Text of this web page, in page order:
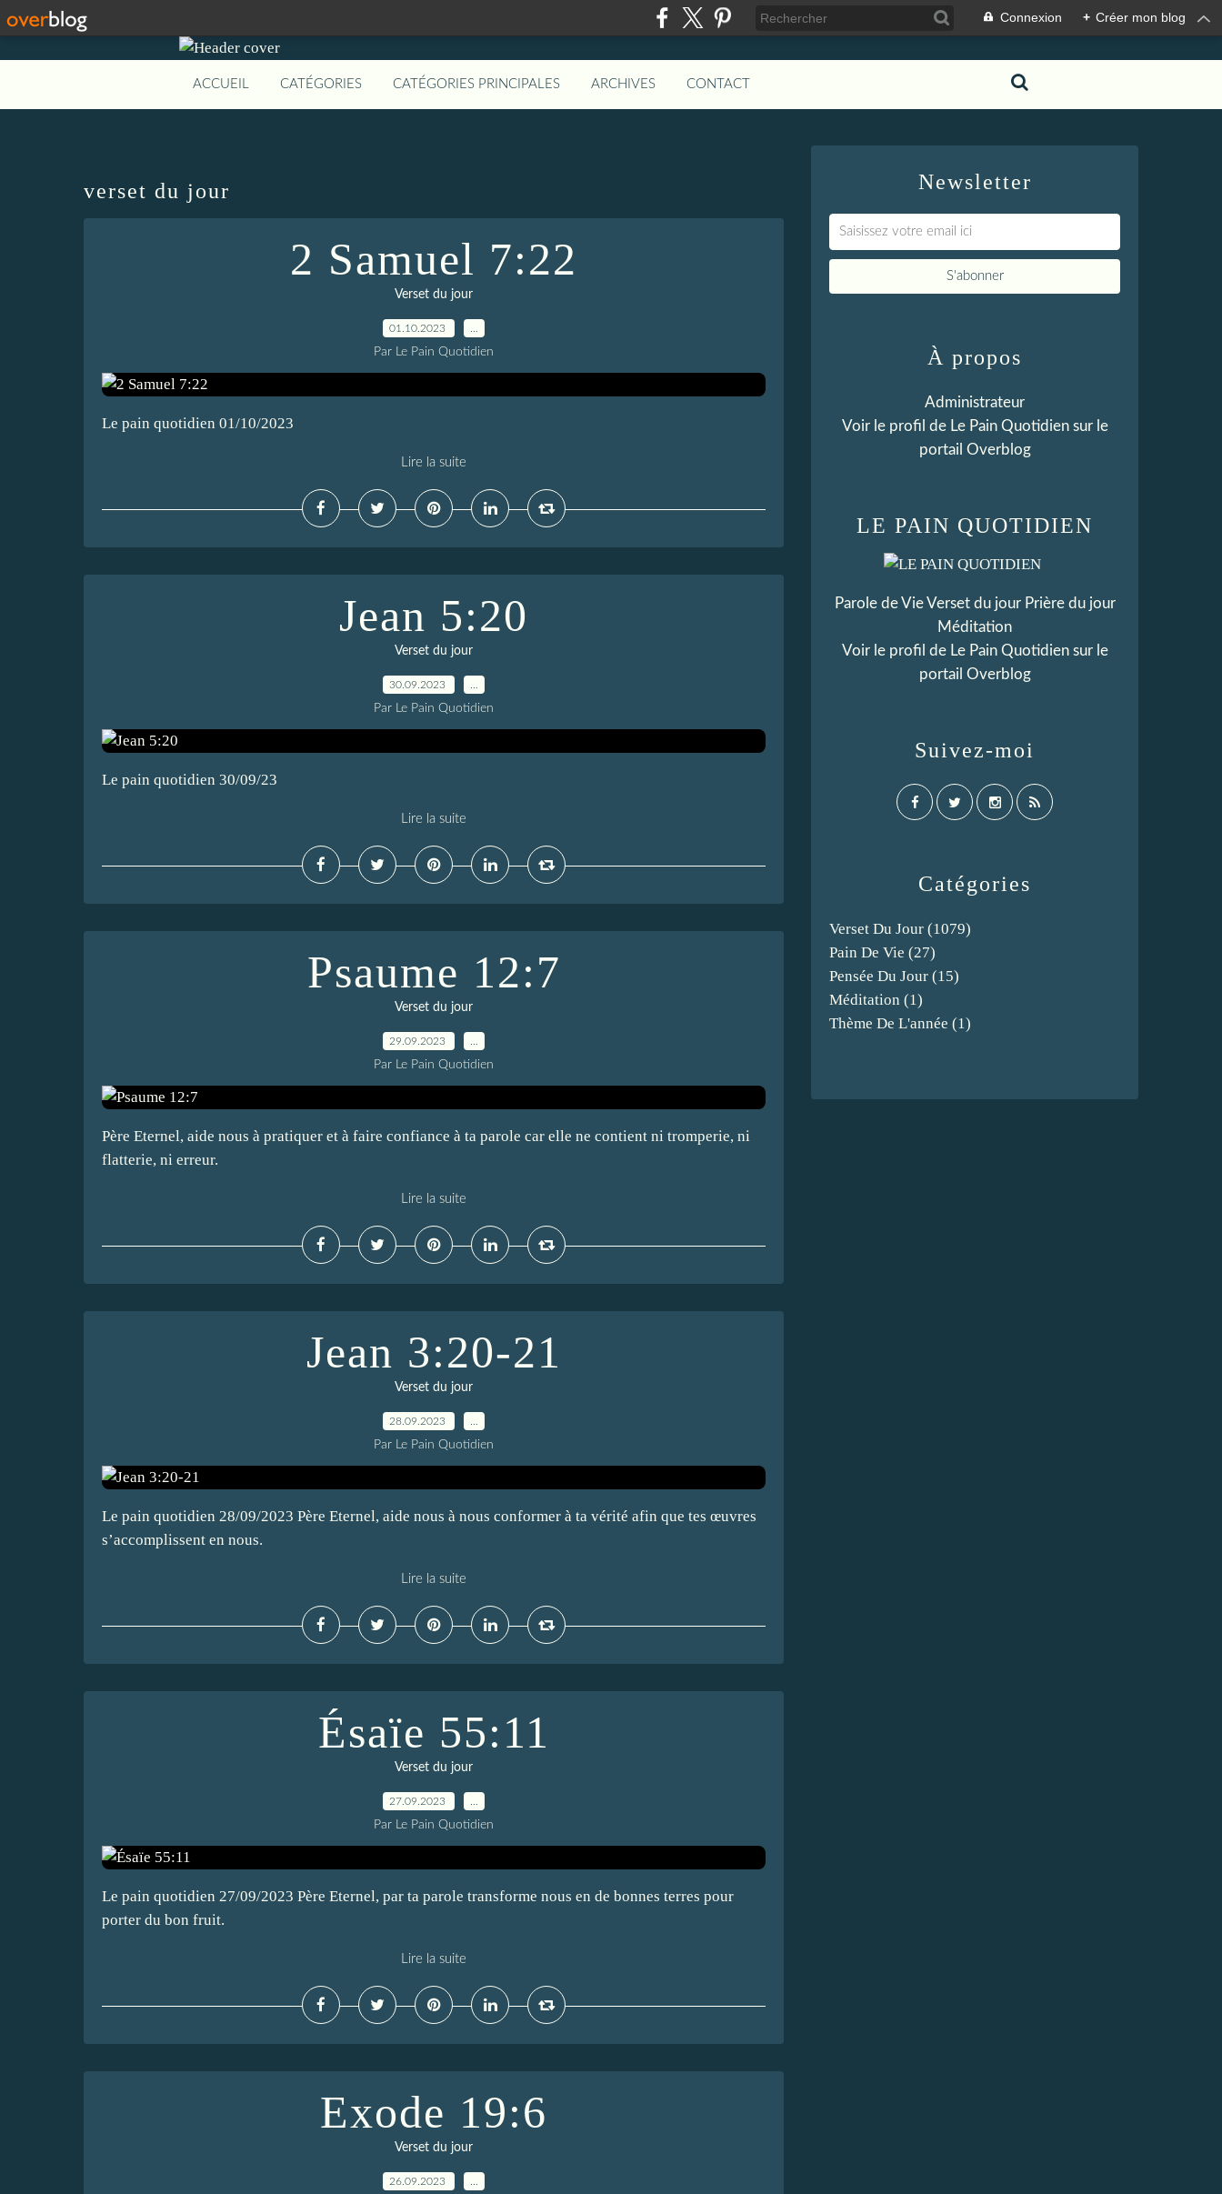
Connexion + Créer mon blog
ACCUEIL CATÉGORIES CATÉGORIES PRINCIPALES ARCHIVES CONTACT
verset du jour
2 Samuel 7:22
Verset du jour
01.10.2023
Par Le Pain Quotidien
Le pain quotidien 01/10/2023
Lire la suite
Jean 5:20
Verset du jour
30.09.2023
Par Le Pain Quotidien
Le pain quotidien 30/09/23
Lire la suite
Psaume 12:7
Verset du jour
29.09.2023
Par Le Pain Quotidien
Père Eternel, aide nous à pratiquer et à faire confiance à ta parole car elle ne contient ni tromperie, ni
flatterie, ni erreur.
Lire la suite
Jean 3:20-21
Verset du jour
28.09.2023
Par Le Pain Quotidien
Le pain quotidien 28/09/2023 Père Eternel, aide nous à nous conformer à ta vérité afin que tes œuvres
s’accomplissent en nous.
Lire la suite
Ésaïe 55:11
Verset du jour
27.09.2023
Par Le Pain Quotidien
Le pain quotidien 27/09/2023 Père Eternel, par ta parole transforme nous en de bonnes terres pour
porter du bon fruit.
Lire la suite
Exode 19:6
Verset du jour
26.09.2023
Newsletter
Catégories
Verset Du Jour (1079)
Pain De Vie (27)
Pensée Du Jour (15)
Méditation (1)
Thème De L'année (1)
LE PAIN QUOTIDIEN
Parole de Vie Verset du jour Prière du jour
Méditation
Voir le profil de Le Pain Quotidiensur le
portail Overblog
Suivez-moi
À propos
Administrateur
Voir le profil de Le Pain Quotidiensur le
portail Overblog